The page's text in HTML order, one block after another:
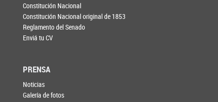
Constitución Nacional
Constitución Nacional original de 1853
Reglamento del Senado
Enviá tu CV
PRENSA
Noticias
Galería de fotos